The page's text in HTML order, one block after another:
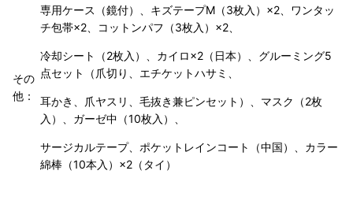
その
他：
専用ケース（鏡付）、キズテープM（3枚入）×2、ワンタッ
チ包帯×2、コットンパフ（3枚入）×2、
冷却シート（2枚入）、カイロ×2（日本）、グルーミング5
点セット（爪切り、エチケットハサミ、
耳かき、爪ヤスリ、毛抜き兼ピンセット）、マスク（2枚
入）、ガーゼ中（10枚入）、
サージカルテープ、ポケットレインコート（中国）、カラー
綿棒（10本入）×2（タイ）